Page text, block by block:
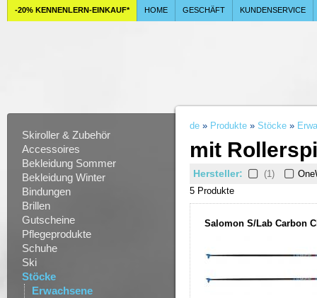
-20% KENNENLERN-EINKAUF* HOME GESCHÄFT KUNDENSERVICE
Skiroller & Zubehör
Accessoires
Bekleidung Sommer
Bekleidung Winter
Bindungen
Brillen
Gutscheine
Pflegeprodukte
Schuhe
Ski
Stöcke
Erwachsene
de » Produkte » Stöcke »
mit
Hersteller: (1)
5 Produkte
Salomon S/Lab Carbon